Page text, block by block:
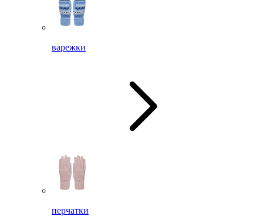
варежки
перчатки